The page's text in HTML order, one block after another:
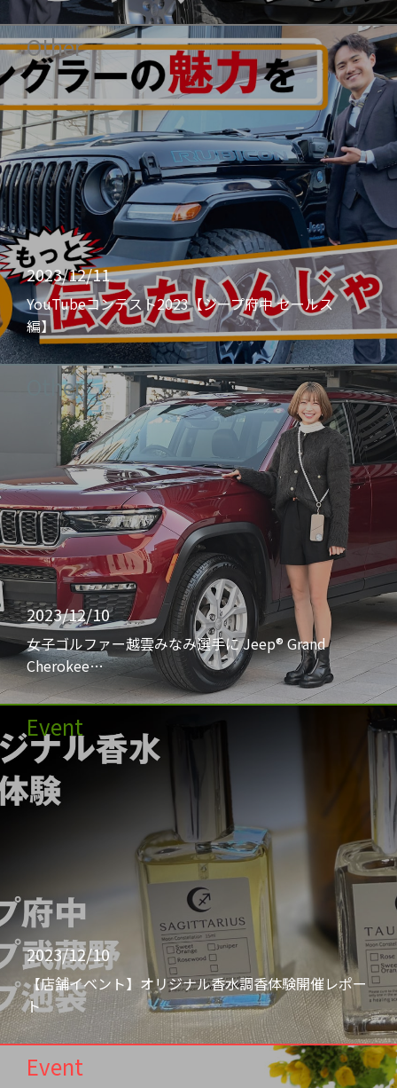
Other
2023/12/11
YouTubeコンテスト2023【ジープ府中 セールス
編】
Other
2023/12/10
女子ゴルファー越雲みなみ選手に Jeep® Grand
Cherokee…
Event
2023/12/10
【店舗イベント】オリジナル香水調香体験開催レポー
ト
Event